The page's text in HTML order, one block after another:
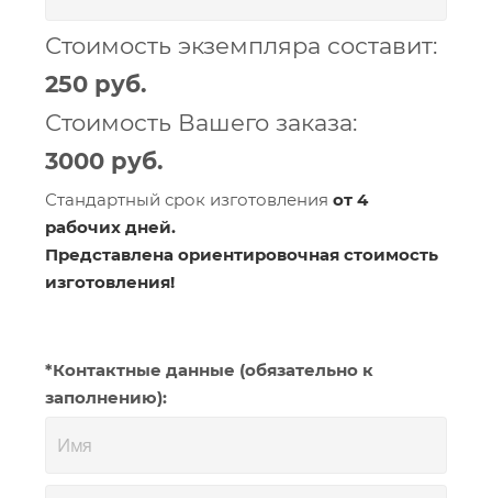
Стоимость экземпляра составит:
250
Стоимость Вашего заказа:
3000
Стандартный срок изготовления от 4
рабочих дней.
Представлена ориентировочная стоимость
изготовления!
*Контактные данные (обязательно к
заполнению):